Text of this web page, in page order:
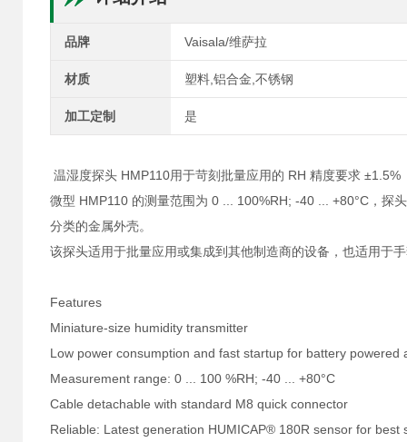
品牌 Vaisala/维萨拉
材质 塑料,铝合金,不锈钢
加工定制 是
温湿度探头 HMP110用于苛刻批量应用的 RH 精度要求 ±1.5%
微型 HMP110 的测量范围为 0 ... 100%RH; -40 ... +80°C，探
分类的金属外壳。
该探头适用于批量应用或集成到其他制造商的设备，也适用于
Features
Miniature-size humidity transmitter
Low power consumption and fast startup for battery powered
Measurement range: 0 ... 100 %RH; -40 ... +80°C
Cable detachable with standard M8 quick connector
Reliable: Latest generation HUMICAP® 180R sensor for